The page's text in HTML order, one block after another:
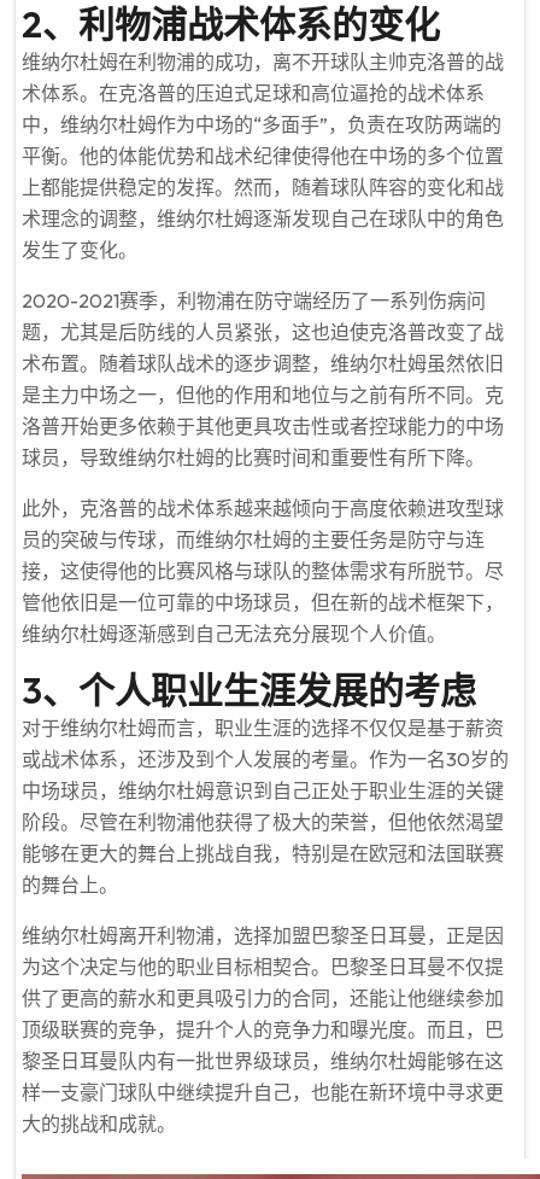
2、利物浦战术体系的变化
维纳尔杜姆在利物浦的成功，离不开球队主帅克洛普的战
术体系。在克洛普的压迫式足球和高位逼抢的战术体系
中，维纳尔杜姆作为中场的“多面手”，负责在攻防两端的
平衡。他的体能优势和战术纪律使得他在中场的多个位置
上都能提供稳定的发挥。然而，随着球队阵容的变化和战
术理念的调整，维纳尔杜姆逐渐发现自己在球队中的角色
发生了变化。
2020-2021赛季，利物浦在防守端经历了一系列伤病问
题，尤其是后防线的人员紧张，这也迫使克洛普改变了战
术布置。随着球队战术的逐步调整，维纳尔杜姆虽然依旧
是主力中场之一，但他的作用和地位与之前有所不同。克
洛普开始更多依赖于其他更具攻击性或者控球能力的中场
球员，导致维纳尔杜姆的比赛时间和重要性有所下降。
此外，克洛普的战术体系越来越倾向于高度依赖进攻型球
员的突破与传球，而维纳尔杜姆的主要任务是防守与连
接，这使得他的比赛风格与球队的整体需求有所脱节。尽
管他依旧是一位可靠的中场球员，但在新的战术框架下，
维纳尔杜姆逐渐感到自己无法充分展现个人价值。
3、个人职业生涯发展的考虑
对于维纳尔杜姆而言，职业生涯的选择不仅仅是基于薪资
或战术体系，还涉及到个人发展的考量。作为一名30岁的
中场球员，维纳尔杜姆意识到自己正处于职业生涯的关键
阶段。尽管在利物浦他获得了极大的荣誉，但他依然渴望
能够在更大的舞台上挑战自我，特别是在欧冠和法国联赛
的舞台上。
维纳尔杜姆离开利物浦，选择加盟巴黎圣日耳曼，正是因
为这个决定与他的职业目标相契合。巴黎圣日耳曼不仅提
供了更高的薪水和更具吸引力的合同，还能让他继续参加
顶级联赛的竞争，提升个人的竞争力和曝光度。而且，巴
黎圣日耳曼队内有一批世界级球员，维纳尔杜姆能够在这
样一支豪门球队中继续提升自己，也能在新环境中寻求更
大的挑战和成就。